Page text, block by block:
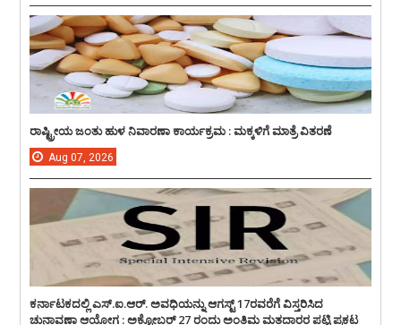
ರಾಷ್ಟ್ರೀಯ ಜಂತು ಹುಳ ನಿವಾರಣಾ ಕಾರ್ಯಕ್ರಮ : ಮಕ್ಕಳಿಗೆ ಮಾತ್ರೆ ವಿತರಣೆ
Aug 07, 2026
ಕರ್ನಾಟಕದಲ್ಲಿ ಎಸ್.ಐ.ಆರ್. ಅವಧಿಯನ್ನು ಆಗಸ್ಟ್ 17ರವರೆಗೆ ವಿಸ್ತರಿಸಿದ
ಚುನಾವಣಾ ಆಯೋಗ : ಅಕ್ಟೋಬರ್ 27 ರಂದು ಅಂತಿಮ ಮತದಾರರ ಪಟ್ಟಿ ಪ್ರಕಟ